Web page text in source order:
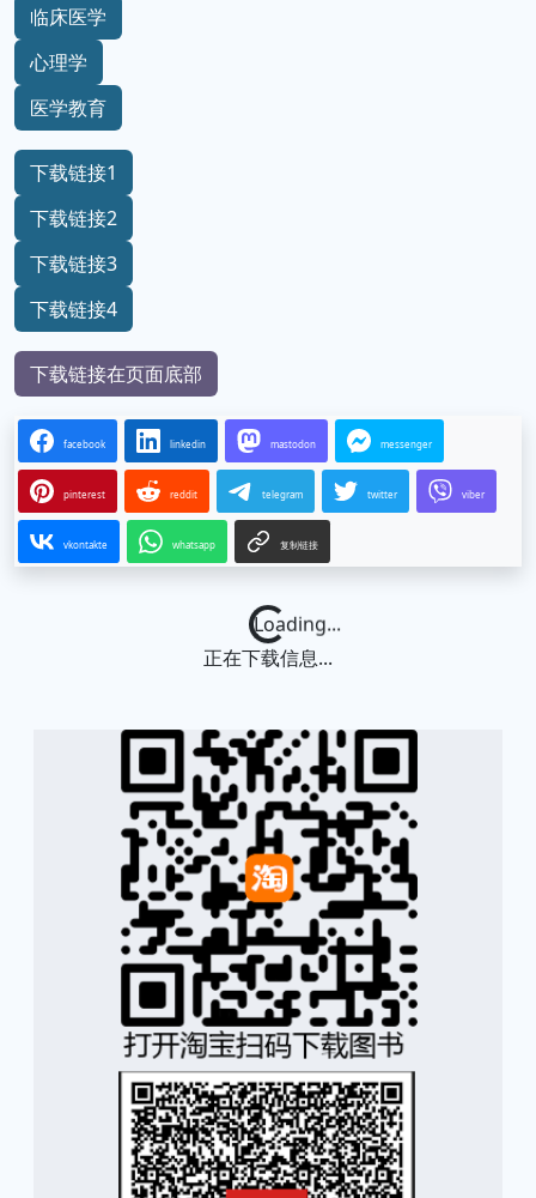
临床医学
心理学
医学教育
下载链接1
下载链接2
下载链接3
下载链接4
下载链接在页面底部
facebook linkedin mastodon messenger
pinterest reddit telegram twitter viber
vkontakte whatsapp 复制链接
Loading...
正在下载信息...